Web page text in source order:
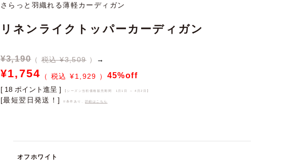
さらっと羽織れる薄軽カーディガン
リネンライクトッパーカーディガン
¥3,190 税込 ¥3,509 →
¥1,754 ¥1,929 45%off
[ 18 ポイント進呈 ] 【シーズン当初価格販売期間 1月1日 ～ 4月2日 】
[最短翌日発送！] ※条件あり、 詳細はこちら
オフホワイト